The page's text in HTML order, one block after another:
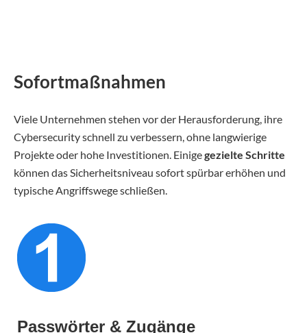
Sofortmaßnahmen
Viele Unternehmen stehen vor der Herausforderung, ihre
Cybersecurity schnell zu verbessern, ohne langwierige
Projekte oder hohe Investitionen. Einigegezielte Schritte
können das Sicherheitsniveau sofort spürbar erhöhen und
typische Angriffswege schließen.
Passwörter & Zugänge